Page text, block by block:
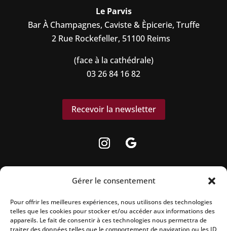
Gérer le consentement
Pour offrir les meilleures expériences, nous utilisons des technologies
telles que les cookies pour stocker et/ou accéder aux informations des
appareils. Le fait de consentir à ces technologies nous permettra de
traiter des données telles que le comportement de navigation ou les ID
Le Parvis
Bar À Champagnes, Caviste & Èpicerie, Truffe
2 Rue Rockefeller, 51100 Reims
(face à la cathédrale)
03 26 84 16 82
Recevoir la newsletter
La vente d’alcool est strictement interdite
aux mineurs.